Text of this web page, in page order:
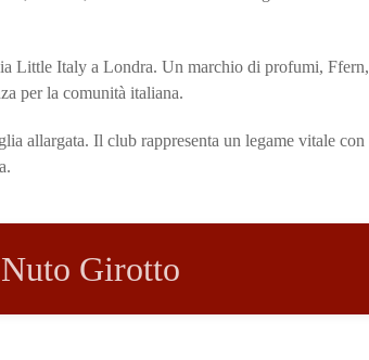
Little Italy a Londra. Un marchio di profumi, Ffern,
per la comunità italiana.
allargata. Il club rappresenta un legame vitale con
Girotto